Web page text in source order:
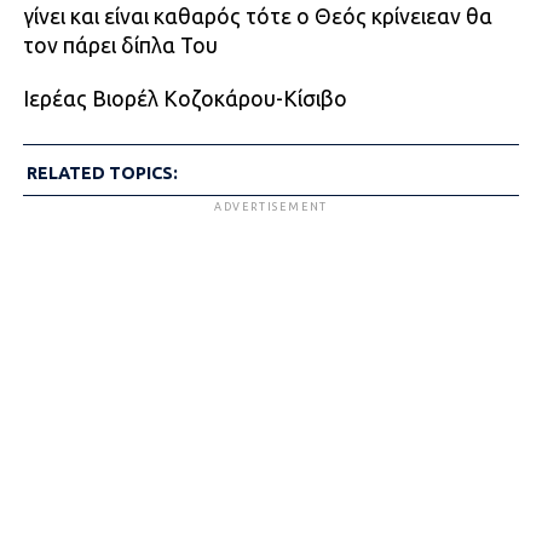
γίνει και είναι καθαρός τότε ο Θεός κρίνειεαν θα
τον πάρει δίπλα Του
Ιερέας Βιορέλ Κοζοκάρου-Κίσιβο
RELATED TOPICS:
ADVERTISEMENT